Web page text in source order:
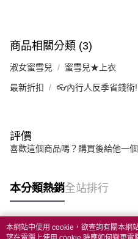
商品相關分類 (3)
淑女蜜雪兒 蜜雪兒★上衣
最新折扣 👓內行人反季省錢術
評價
喜歡這個商品嗎？購買後給他一
本分類熱銷全站排行
熱門標籤
本網站中使用 cookie，欲查詢有關本網